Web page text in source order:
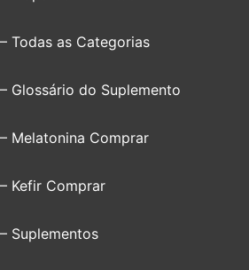
– Todas as Categorias
– Glossário do Suplemento
– Melatonina Comprar
– Kefir Comprar
– Suplementos